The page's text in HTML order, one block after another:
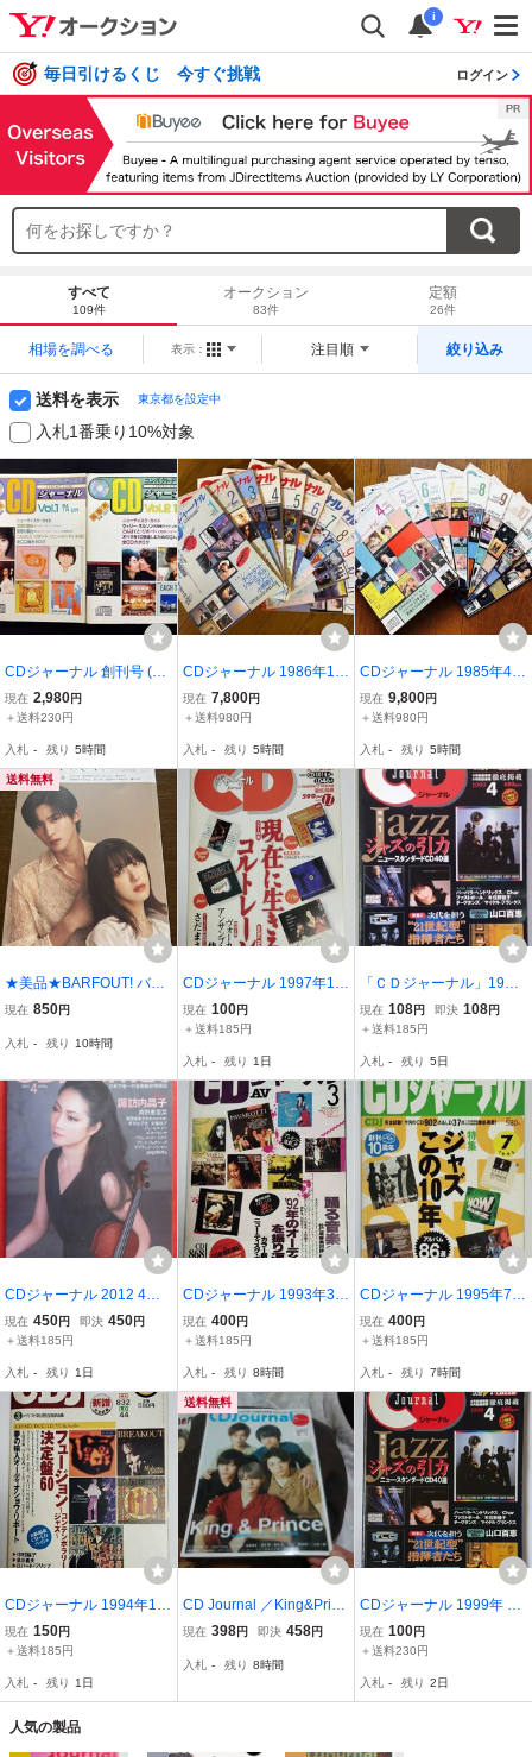
i
毎日引けるくじ 今すぐ挑戦 ログイン
すべて
109件
オークション
83件
定額
26件
相場を調べる 表示： 注目順 絞り込み
送料を表示 東京都を設定中
入札1番乗り10%対象
CDジャーナル 創刊号 (Vo
l.1 84年1月2月) 創刊２号
(Vol.2 84年3月4月) 2冊セ
現在 2,980円
＋送料230円
入札 - 残り 5時間
CDジャーナル 1986年1月
号〜12月号 12冊セット
音楽出版社
現在 7,800円
＋送料980円
入札 - 残り 5時間
CDジャーナル 1985年4月
号〜12月号 9冊セット 音
楽出版社
現在 9,800円
＋送料980円
入札 - 残り 5時間
送料無料
★美品★BARFOUT! バァ
フアウト! 2026年2月号 F
E 365 浜辺美波×目黒 蓮
配送
現在 850円
入札 - 残り 10時間
CDジャーナル 1997年11
月号 現在に生きるコルト
レーン
現在 100円
＋送料185円
入札 - 残り 1日
「ＣＤジャーナル」1999
年4月号 ※ジャズの引力
ニュー・スタンダードCD
型”指揮者たち/20世紀の1
00人：山口百恵
現在 108円 即決 108円
＋送料185円
入札 - 残り 5日
CDジャーナル 2012 4月
諏訪内晶子 真野恵里菜 Ja
mes Iha エスペランサ 安
現在 450円 即決 450円
＋送料185円
入札 - 残り 1日
CDジャーナル 1993年3月
号 踊る音楽65枚
現在 400円
＋送料185円
入札 - 残り 8時間
CDジャーナル 1995年7月
号 ジャズこの10年 アルバ
ム86選
現在 400円
＋送料185円
入札 - 残り 7時間
CDジャーナル 1994年11
月号 フュージョン～コン
テンポラリー・ジャズ～
現在 150円
＋送料185円
入札 - 残り 1日
送料無料
CD Journal ／King&Princ
e
現在 398円 即決 458円
入札 - 残り 8時間
CDジャーナル 1999年 4
月号
現在 100円
＋送料230円
入札 - 残り 2日
人気の製品